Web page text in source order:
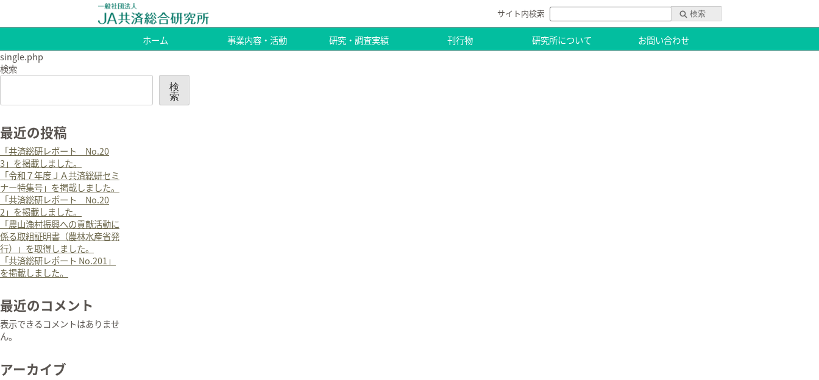
サイト内検索
ホーム 事業内容・活動 研究・調査実績 刊行物 研究所について
お問い合わせ
single.php
検索
検
索
最近の投稿
「共済総研レポート No.20
3」を掲載しました。
「令和７年度ＪＡ共済総研セミ
ナー特集号」を掲載しました。
「共済総研レポート No.20
2」を掲載しました。
「農山漁村振興への貢献活動に
係る取組証明書（農林水産省発
行）」を取得しました。
「共済総研レポート No.201」
を掲載しました。
最近のコメント
表示できるコメントはありませ
ん。
アーカイブ